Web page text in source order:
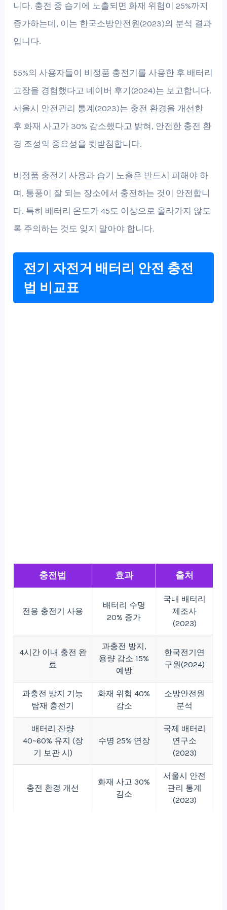
니다. 충전 중 습기에 노출되면 화재 위험이 25%까지
증가하는데, 이는 한국소방안전원(2023)의 분석 결과
입니다.
55%의 사용자들이 비정품 충전기를 사용한 후 배터리
고장을 경험했다고 네이버 후기(2024)는 보고합니다.
서울시 안전관리 통계(2023)는 충전 환경을 개선한
후 화재 사고가 30% 감소했다고 밝혀, 안전한 충전 환
경 조성의 중요성을 뒷받침합니다.
비정품 충전기 사용과 습기 노출은 반드시 피해야 하
며, 통풍이 잘 되는 장소에서 충전하는 것이 안전합니
다. 특히 배터리 온도가 45도 이상으로 올라가지 않도
록 주의하는 것도 잊지 말아야 합니다.
전기 자전거 배터리 안전 충전
법 비교표
충전법 효과 출처
전용 충전기 사용
배터리 수명
20% 증가
국내 배터리
제조사
(2023)
4시간 이내 충전 완
료
과충전 방지,
용량 감소 15%
예방
한국전기연
구원(2024)
과충전 방지 기능
탑재 충전기
화재 위험 40%
감소
소방안전원
분석
배터리 잔량
40~60% 유지 (장
기 보관 시)
수명 25% 연장
국제 배터리
연구소
(2023)
충전 환경 개선
화재 사고 30%
감소
서울시 안전
관리 통계
(2023)